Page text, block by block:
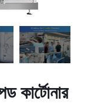
কার্টোনার